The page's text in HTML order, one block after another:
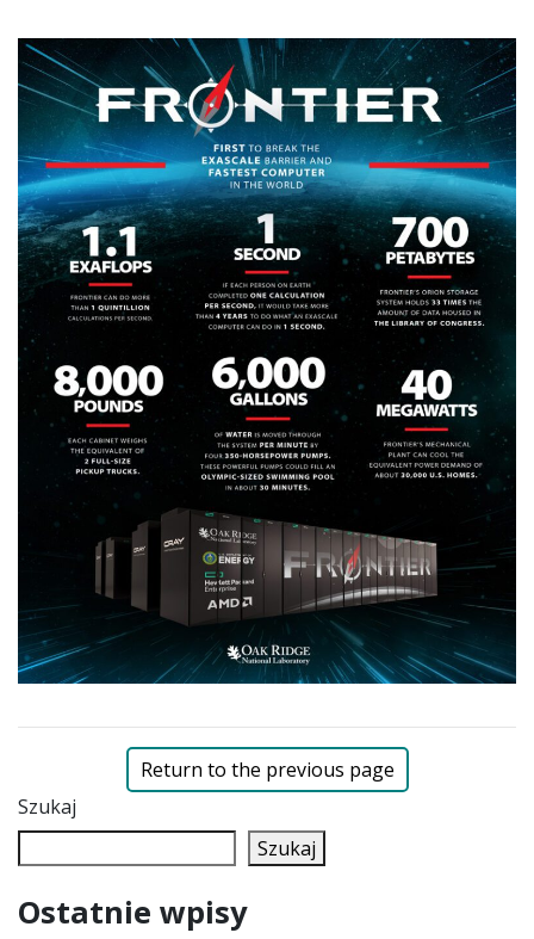
Return to the previous page
Szukaj
Szukaj
Ostatnie wpisy